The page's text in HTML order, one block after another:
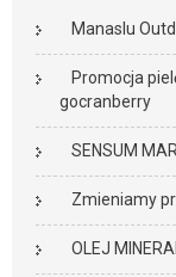
Manaslu
Promocja
gocranberry
SENSUM
Zmieniamy
OLEJ